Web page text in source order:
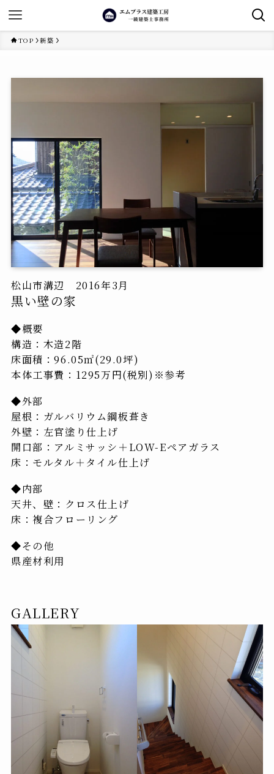
TOP 新築
松山市溝辺 2016年3月
黒い壁の家
◆概要
構造：木造2階
床面積：96.05㎡(29.0坪)
本体工事費：1295万円(税別)※参考
◆外部
屋根：ガルバリウム鋼板葺き
外壁：左官塗り仕上げ
開口部：アルミサッシ＋LOW-Eペアガラス
床：モルタル＋タイル仕上げ
◆内部
天井、壁：クロス仕上げ
床：複合フローリング
◆その他
県産材利用
GALLERY